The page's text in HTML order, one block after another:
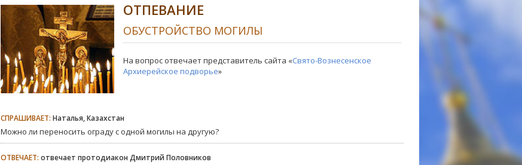
ОТПЕВАНИЕ
ОБУСТРОЙСТВО МОГИЛЫ
На вопрос отвечает представитель сайта «Свято-Вознесенское
Архиерейское подворье»
СПРАШИВАЕТ: Наталья, Казахстан
Можно ли переносить ограду с одной могилы на другую?
ОТВЕЧАЕТ: отвечает протодиакон Дмитрий Половников